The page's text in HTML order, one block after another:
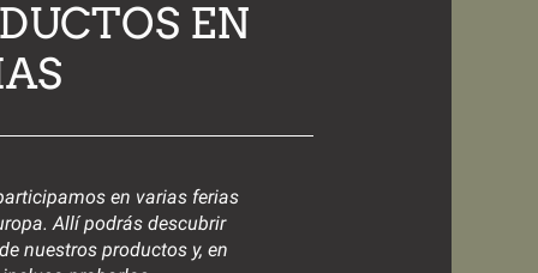
EN
en varias ferias
Allí podrás descubrir
nuestros productos y, en